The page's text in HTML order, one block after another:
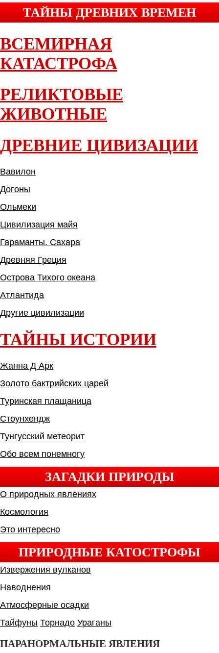
ТАЙНЫ ДРЕВНИХ ВРЕМЕН
ВСЕМИРНАЯ
КАТАСТРОФА
РЕЛИКТОВЫЕ
ЖИВОТНЫЕ
ДРЕВНИЕ ЦИВИЗАЦИИ
Вавилон
Догоны
Ольмеки
Цивилизация майя
Гараманты. Сахара
Древняя Греция
Острова Тихого океана
Атлантида
Другие цивилизации
ТАЙНЫ ИСТОРИИ
Жанна Д Арк
Золото бактрийских царей
Туринская плащаница
Стоунхендж
Тунгусский метеорит
Обо всем понемногу
ЗАГАДКИ ПРИРОДЫ
О природных явлениях
Космология
Это интересно
ПРИРОДНЫЕ КАТОСТРОФЫ
Извержения вулканов
Наводнения
Атмосферные осадки
Тайфуны Торнадо Ураганы
ПАРАНОРМАЛЬНЫЕ ЯВЛЕНИЯ